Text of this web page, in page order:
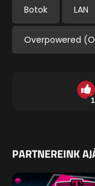
Botok LAN
Overpowered
1
PARTNEREINK